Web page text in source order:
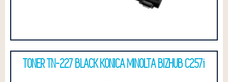
TONER TN-227 BLACK KONICA MINOLTA BIZHUB C257i